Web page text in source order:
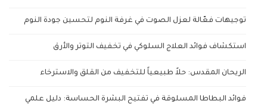
توجيهات فعّالة لعزل الصوت في غرفة النوم لتحسين جودة النوم
استكشاف فوائد العلاج السلوكي في تخفيف التوتر والأرق
الريحان المقدس: حلاً طبيعياً للتخفيف من القلق والاسترخاء
فوائد البطاطا المسلوقة في تفتيح البشرة الحساسة: دليل علمي